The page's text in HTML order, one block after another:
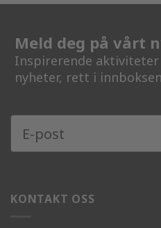
Meld deg på vårt
Inspirerende aktiviteter
nyheter, rett i
KONTAKT OSS